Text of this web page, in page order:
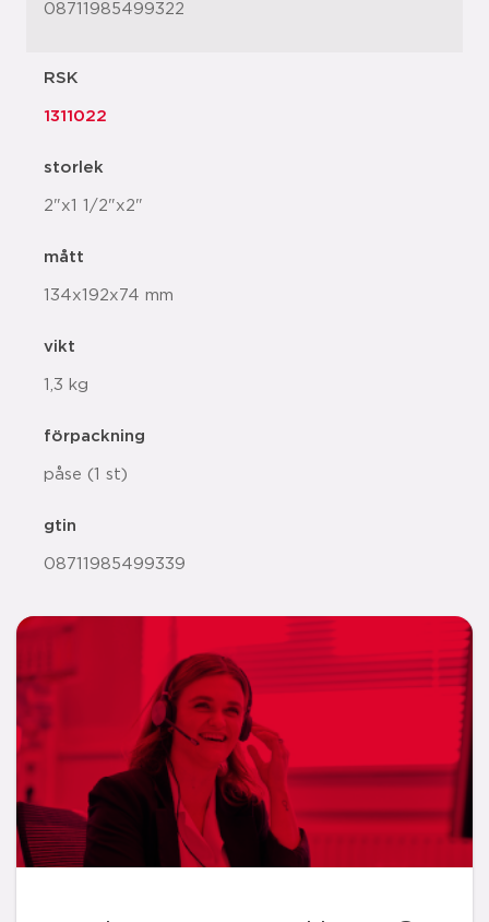
08711985499322
RSK
1311022
storlek
2"x1 1/2"x2"
mått
134x192x74 mm
vikt
1,3 kg
förpackning
påse (1 st)
gtin
08711985499339